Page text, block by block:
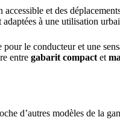
et des
à une utilisation
le conducteur et une
entre gabarit compactet
d’autres modèles de la